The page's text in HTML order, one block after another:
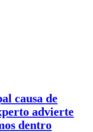
causa de
advierte
dentro